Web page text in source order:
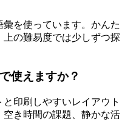
を使っています。かんた
の難易度では少しずつ探
使えますか？
印刷しやすいレイアウト
き時間の課題、静かな活